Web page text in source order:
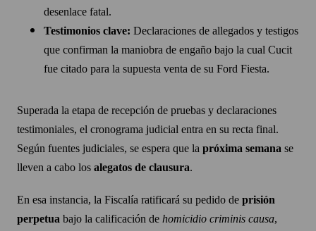
desenlace fatal.
Testimonios clave: Declaraciones de allegados y testigos
que confirman la maniobra de engaño bajo la cual Cucit
fue citado para la supuesta venta de su Ford Fiesta.
Superada la etapa de recepción de pruebas y declaraciones
testimoniales, el cronograma judicial entra en su recta final.
Según fuentes judiciales, se espera que la próxima semana se
lleven a cabo los alegatos de clausura.
En esa instancia, la Fiscalía ratificará su pedido de prisión
perpetua bajo la calificación de homicidio criminis causa,